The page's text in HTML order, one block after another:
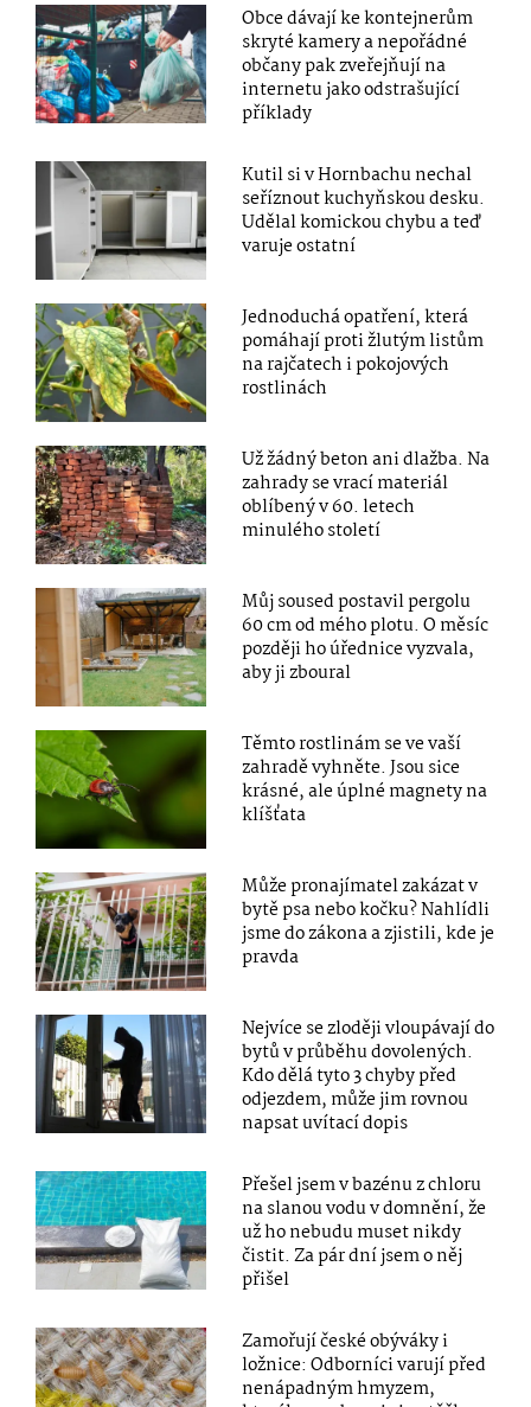
Obce dávají ke kontejnerům
skryté kamery a nepořádné
občany pak zveřejňují na
internetu jako odstrašující
příklady
Kutil si v Hornbachu nechal
seříznout kuchyňskou desku.
Udělal komickou chybu a teď
varuje ostatní
Jednoduchá opatření, která
pomáhají proti žlutým listům
na rajčatech i pokojových
rostlinách
Už žádný beton ani dlažba. Na
zahrady se vrací materiál
oblíbený v 60. letech
minulého století
Můj soused postavil pergolu
60 cm od mého plotu. O měsíc
později ho úřednice vyzvala,
aby ji zboural
Těmto rostlinám se ve vaší
zahradě vyhněte. Jsou sice
krásné, ale úplné magnety na
klíšťata
Může pronajímatel zakázat v
bytě psa nebo kočku? Nahlídli
jsme do zákona a zjistili, kde je
pravda
Nejvíce se zloději vloupávají do
bytů v průběhu dovolených.
Kdo dělá tyto 3 chyby před
odjezdem, může jim rovnou
napsat uvítací dopis
Přešel jsem v bazénu z chloru
na slanou vodu v domnění, že
už ho nebudu muset nikdy
čistit. Za pár dní jsem o něj
přišel
Zamořují české obýváky i
ložnice: Odborníci varují před
nenápadným hmyzem,